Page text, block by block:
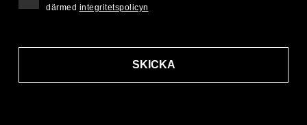
SKICKA
därmed integritetspolicyn